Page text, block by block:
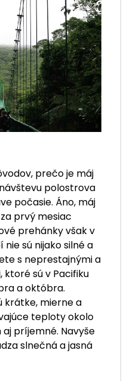
prečo je máj
polostrova
počasie. Áno, máj
prvý mesiac
prehánky však v
sú nijako silné a
s neprestajnými a
sú v Pacifiku
a októbra.
krátke, mierne a
teploty okolo
príjemné. Navyše
slnečná a jasná